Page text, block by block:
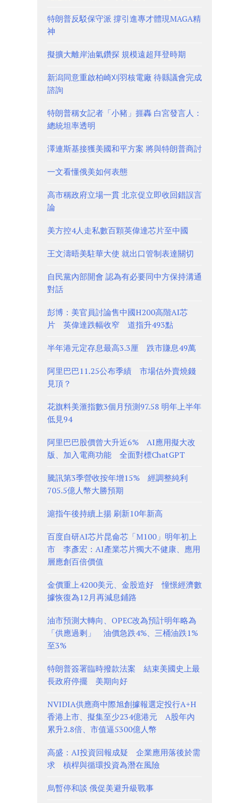
特朗普反駁保守派 撐引進專才體現MAGA精
神
擬擴大離岸油氣鑽探 規模遠超拜登時期
新潟同意重啟柏崎刈羽核電廠 待縣議會完成
諮詢
特朗普稱女記者「小豬」捱轟 白宮發言人：
總統坦率透明
澤連斯基接獲美國和平方案 將與特朗普商討
一文看懂俄美如何表態
高市稱政府立場一貫 北京促立即收回錯誤言
論
美方控4人走私數百顆英偉達芯片至中國
王文濤晤美駐華大使 就出口管制表達關切
自民黨內部開會 認為有必要同中方保持溝通
對話
彭博：美官員討論售中國H200高階AI芯
片 英偉達跌幅收窄 道指升493點
半年港元定存息最高3.3厘 跌市賺息49萬
阿里巴巴11.25公布季績 市場估外賣燒錢
見頂？
花旗料美滙指數3個月預測97.58 明年上半年
低見94
阿里巴巴股價曾大升近6% AI應用擬大改
版、加入電商功能 全面對標ChatGPT
騰訊第3季營收按年增15% 經調整純利
705.5億人幣大勝預期
滬指午後持續上揚 刷新10年新高
百度自研AI芯片昆侖芯「M100」明年初上
市 李彥宏：AI產業芯片獨大不健康、應用
層應創百倍價值
金價重上4200美元、金股造好 憧憬經濟數
據恢復為12月再減息鋪路
油市預測大轉向、OPEC改為預計明年略為
「供應過剩」 油價急跌4%、三桶油跌1%
至3%
特朗普簽署臨時撥款法案 結束美國史上最
長政府停擺 美期向好
NVIDIA供應商中際旭創據報選定投行A+H
香港上市、擬集至少234億港元 A股年內
累升2.8倍、市值逼5300億人幣
高盛：AI投資回報成疑 企業應用落後於需
求 槓桿與循環投資為潛在風險
烏暫停和談 俄促美避升級戰事